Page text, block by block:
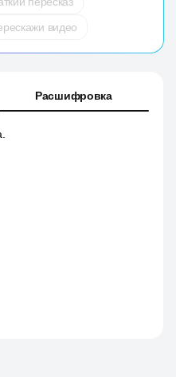
видео
Расшифровка